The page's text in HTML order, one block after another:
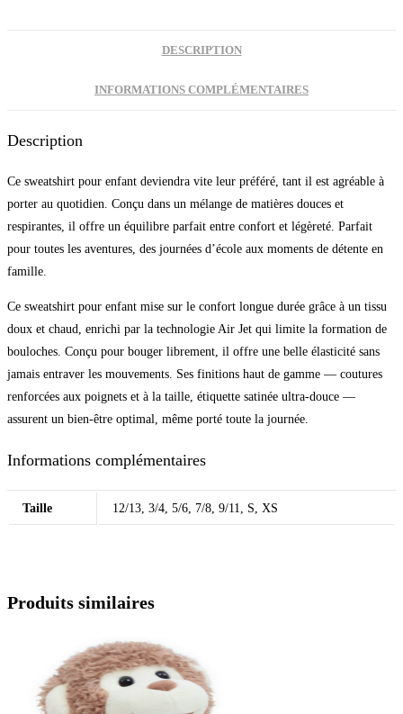
DESCRIPTION
INFORMATIONS COMPLÉMENTAIRES
Description
Ce sweatshirt pour enfant deviendra vite leur préféré, tant il est agréable à
porter au quotidien. Conçu dans un mélange de matières douces et
respirantes, il offre un équilibre parfait entre confort et légèreté. Parfait
pour toutes les aventures, des journées d’école aux moments de détente en
famille.
Ce sweatshirt pour enfant mise sur le confort longue durée grâce à un tissu
doux et chaud, enrichi par la technologie Air Jet qui limite la formation de
bouloches. Conçu pour bouger librement, il offre une belle élasticité sans
jamais entraver les mouvements. Ses finitions haut de gamme — coutures
renforcées aux poignets et à la taille, étiquette satinée ultra-douce —
assurent un bien-être optimal, même porté toute la journée.
Informations complémentaires
Taille 12/13, 3/4, 5/6, 7/8, 9/11, S, XS
Produits similaires